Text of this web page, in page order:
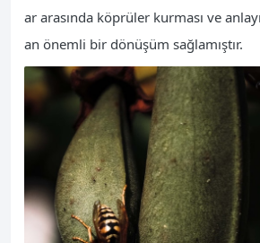
ar arasında köprüler kurması ve
an önemli bir dönüşüm sağlamıştır.